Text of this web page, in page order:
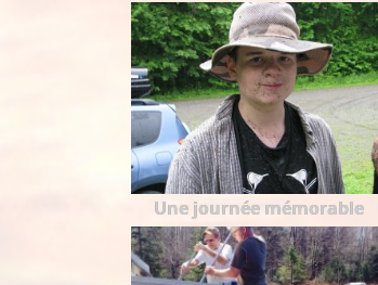
Une journée mémorable